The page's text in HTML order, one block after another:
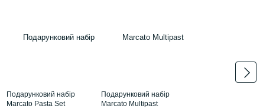
Подарунковий набір
Marcato Pasta Set
Подарунковий набір
Marcato Multipast